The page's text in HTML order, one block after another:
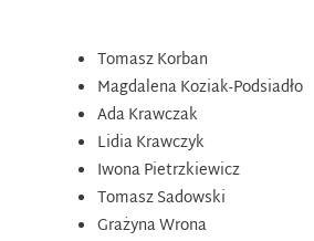
Tomasz Korban
Magdalena Koziak-Podsiadło
Ada Krawczak
Lidia Krawczyk
Iwona Pietrzkiewicz
Tomasz Sadowski
Grażyna Wrona